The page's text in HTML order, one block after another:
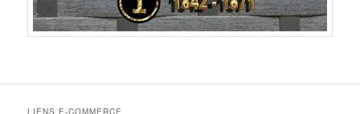
LIENS E-COMMERCE